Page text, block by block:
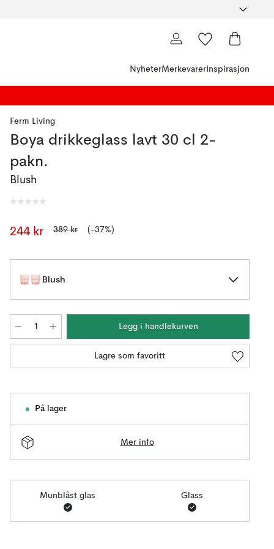
NyheterMerkevarer Inspirasjon
Ferm Living
Boya drikkeglass lavt 30 cl 2-
pakn.
Blush
244 kr 389 kr (-37%)
Blush
Legg i handlekurven
Lagre som favoritt
På lager
Mer info
Munblåst glas Glass